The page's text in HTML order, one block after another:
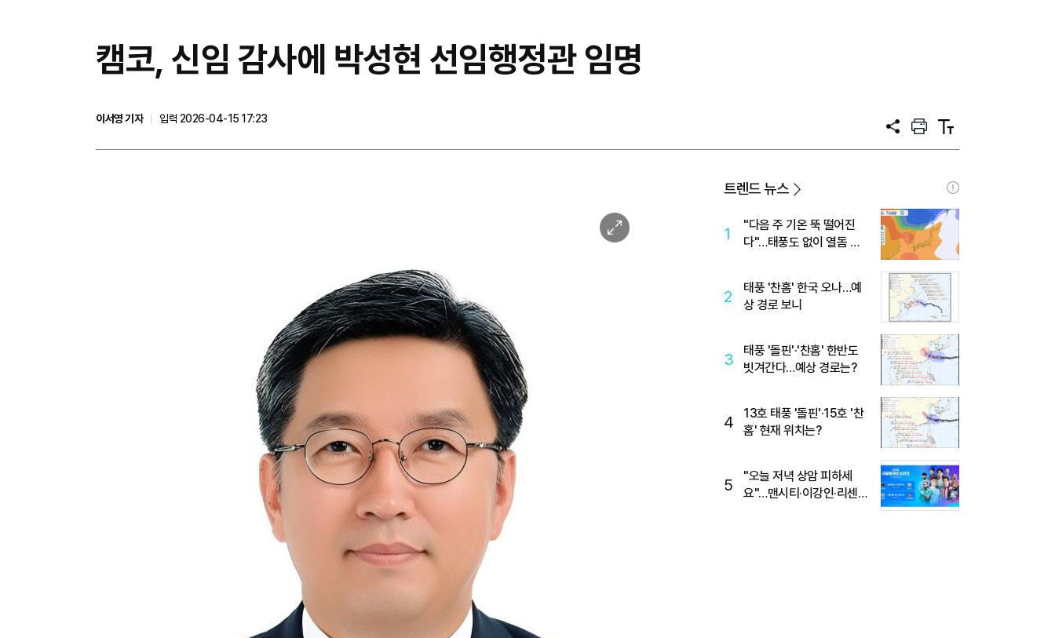
캠코, 신임 감사에 박성현 선임행정관 임명
이서영 기자
입력 2026-04-15 17:23
공
프
트
텍
트
이
미
트렌드 뉴스
1
"다음 주 기온 뚝 떨어진
다"…태풍도 없이 열돔 박
2
태풍 '찬홈' 한국 오나…예
상 경로 보니
3
태풍 '돌핀'·'찬홈' 한반도
빗겨간다…예상 경로는?
4
13호 태풍 '돌핀'·15호 '찬
홈' 현재 위치는?
5
"오늘 저녁 상암 피하세
요"…맨시티·이강인·리센느